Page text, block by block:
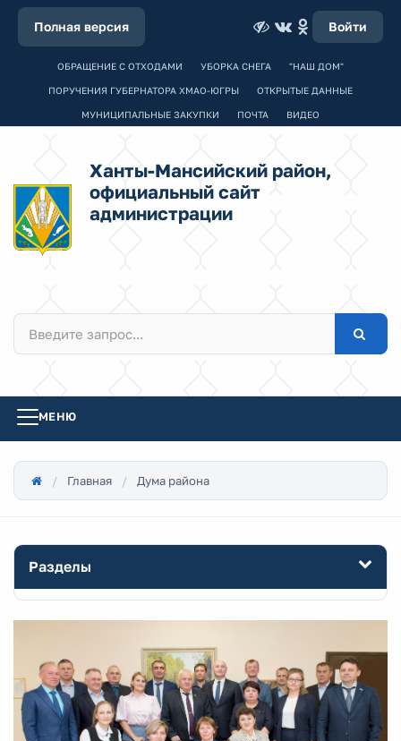
Полная версия Войти
ОБРАЩЕНИЕ С ОТХОДАМИ УБОРКА СНЕГА "НАШ ДОМ"
ПОРУЧЕНИЯ ГУБЕРНАТОРА ХМАО-ЮГРЫ ОТКРЫТЫЕ ДАННЫЕ
МУНИЦИПАЛЬНЫЕ ЗАКУПКИ ПОЧТА ВИДЕО
Ханты-Мансийский район,
официальный сайт
администрации
МЕНЮ
Главная Дума района
Разделы